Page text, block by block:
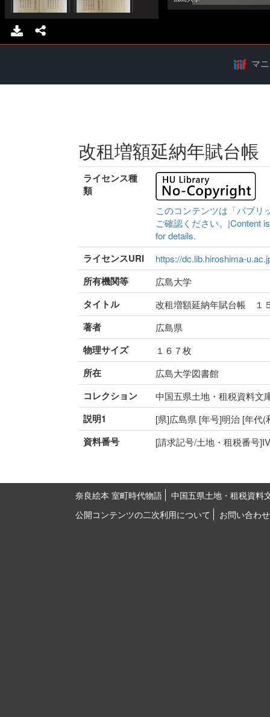
マ
改租増額延納年賦台
ライセンス種
類
このコンテンツは「パブリ
ご確認ください。|Content
for details.
ライセンスURI https://dc.lib.hiroshima-
所有機関等 広島大学
タイトル 改租増額延納年賦台帳 １
著者 広島県
物理サイズ １６７枚
所在 広島大学図書館
コレクション 中国五県土地・租税資料文
説明1 [県]広島県 [年号]明治 [年代
資料番号 [請求記号/土地・租税番号
奈良絵本 室町時代物語
中国五県土地・租税資料
公開コンテンツの二次利用について
お問い合わせ